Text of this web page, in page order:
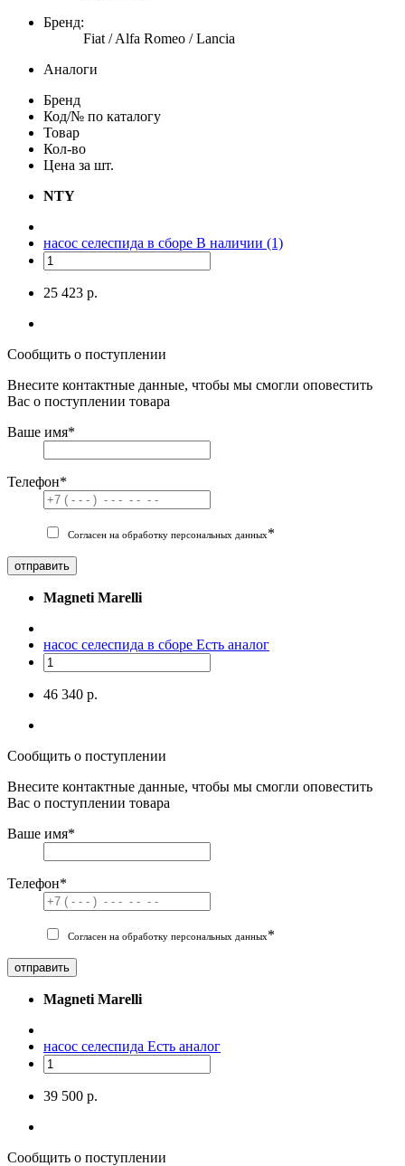
Бренд:
Fiat / Alfa Romeo / Lancia
Аналоги
Бренд
Код/№ по каталогу
Товар
Кол-во
Цена за шт.
NTY
насос селеспида в сборе В наличии (1)
25 423 р.
Сообщить о поступлении
Внесите контактные данные, чтобы мы смогли оповестить
Вас о поступлении товара
Ваше имя*
Телефон*
Согласен на обработку персональных данных*
отправить
Magneti Marelli
насос селеспида в сборе Есть аналог
46 340 р.
Сообщить о поступлении
Внесите контактные данные, чтобы мы смогли оповестить
Вас о поступлении товара
Ваше имя*
Телефон*
Согласен на обработку персональных данных*
отправить
Magneti Marelli
насос селеспида Есть аналог
39 500 р.
Сообщить о поступлении